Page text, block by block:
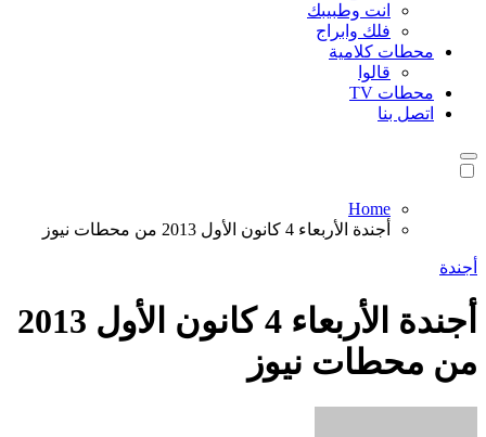
انت وطبيبك
فلك وابراج
محطات كلامية
قالوا
محطات TV
اتصل بنا
Home
أجندة الأربعاء 4 كانون الأول 2013 من محطات نيوز
أجندة
أجندة الأربعاء 4 كانون الأول 2013
من محطات نيوز